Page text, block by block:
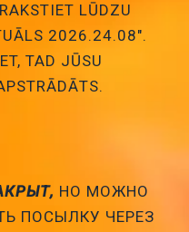
LŪDZU
2026.24.08".
TAD JŪSU
НО МОЖНО
ПОСЫЛКУ ЧЕРЕЗ